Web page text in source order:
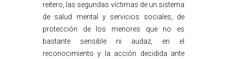
reitero, las segundas víctimas de un sistema
de salud mental y servicios sociales, de
protección de los menores que no es
bastante sensible ni audaz, en el
reconocimiento y la acción decidida ante